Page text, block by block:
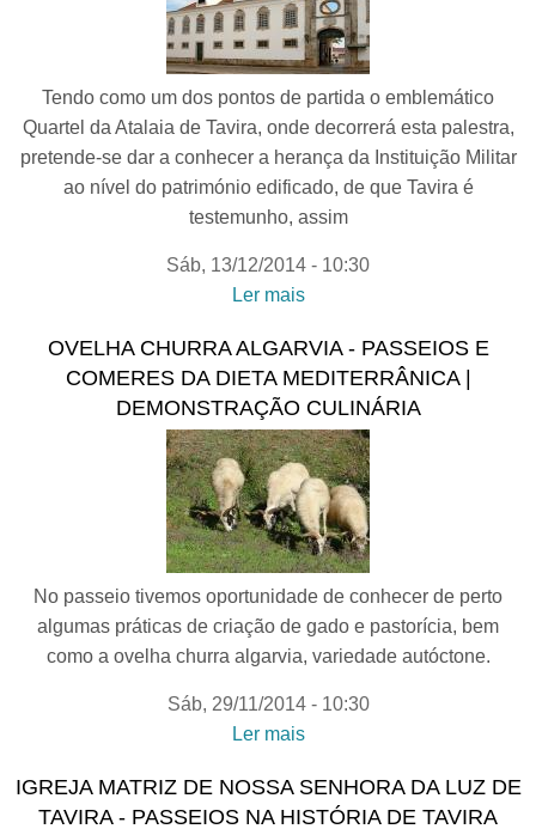
Tendo como um dos pontos de partida o emblemático
Quartel da Atalaia de Tavira, onde decorrerá esta palestra,
pretende-se dar a conhecer a herança da Instituição Militar
ao nível do património edificado, de que Tavira é
testemunho, assim
Sáb, 13/12/2014 - 10:30
Ler mais
ALGARVE: O
CONTRIBUTO DA
INSTITUIÇÃO MILITAR -
Passeios na História de
OVELHA CHURRA ALGARVIA - PASSEIOS E
COMERES DA DIETA MEDITERRÂNICA |
DEMONSTRAÇÃO CULINÁRIA
No passeio tivemos oportunidade de conhecer de perto
algumas práticas de criação de gado e pastorícia, bem
como a ovelha churra algarvia, variedade autóctone.
Sáb, 29/11/2014 - 10:30
Ler mais
Passeios e Comeres da
Dieta Mediterrânica |
IGREJA MATRIZ DE NOSSA SENHORA DA LUZ DE
TAVIRA - PASSEIOS NA HISTÓRIA DE TAVIRA